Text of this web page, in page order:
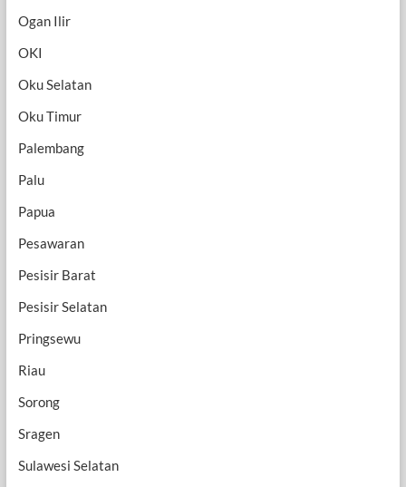
Ogan Ilir
OKI
Oku Selatan
Oku Timur
Palembang
Palu
Papua
Pesawaran
Pesisir Barat
Pesisir Selatan
Pringsewu
Riau
Sorong
Sragen
Sulawesi Selatan